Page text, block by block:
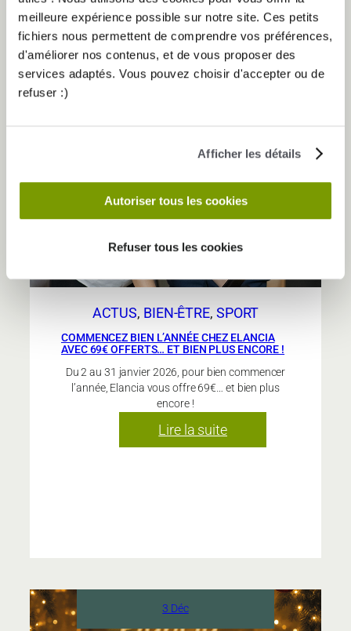
meilleure expérience possible sur notre site. Ces petits
fichiers nous permettent de comprendre vos préférences,
d'améliorer nos contenus, et de vous proposer des
services adaptés. Vous pouvez choisir d'accepter ou de
refuser :)
Afficher les détails
Autoriser tous les cookies
Refuser tous les cookies
intégrer
dans
quotidienne
chargée
ACTUS, BIEN-ÊTRE, SPORT
COMMENCEZ BIEN L’ANNÉE CHEZ ELANCIA
AVEC 69€ OFFERTS… ET BIEN PLUS ENCORE !
Du 2 au 31 janvier 2026, pour bien commencer
l’année, Elancia vous offre 69€… et bien plus
encore !
Lire la suite:
Commencez
offerts…
bien
3 Déc